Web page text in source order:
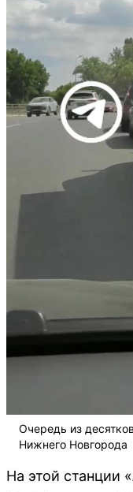
Очередь из
Нижнего Новгорода
На этой станции